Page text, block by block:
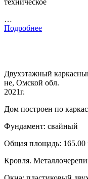
…
Подробнее
Двухэтажный
не, Омской обл.
2021г.
Дом построен по
Фундамент: свайный
Общая площадь: 165.00
Кровля.